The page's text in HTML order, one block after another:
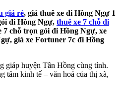
giá rẻ, giá thuê xe đi Hồng Ngự 1
đi Hồng Ngự, thuê xe 7 chỗ đi
7 chỗ trọn gói đi Hồng Ngự, xe
giá xe Fortuner 7c đi Hồng
giáp huyện Tân Hồng cùng tỉnh.
kinh tế – văn hoá của thị xã,